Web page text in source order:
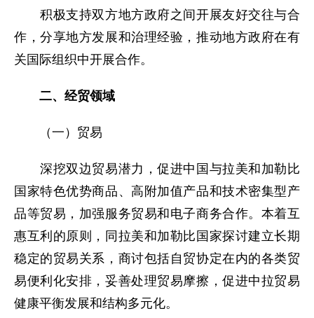
积极支持双方地方政府之间开展友好交往与合
作，分享地方发展和治理经验，推动地方政府在有
关国际组织中开展合作。
二、经贸领域
（一）贸易
深挖双边贸易潜力，促进中国与拉美和加勒比
国家特色优势商品、高附加值产品和技术密集型产
品等贸易，加强服务贸易和电子商务合作。本着互
惠互利的原则，同拉美和加勒比国家探讨建立长期
稳定的贸易关系，商讨包括自贸协定在内的各类贸
易便利化安排，妥善处理贸易摩擦，促进中拉贸易
健康平衡发展和结构多元化。